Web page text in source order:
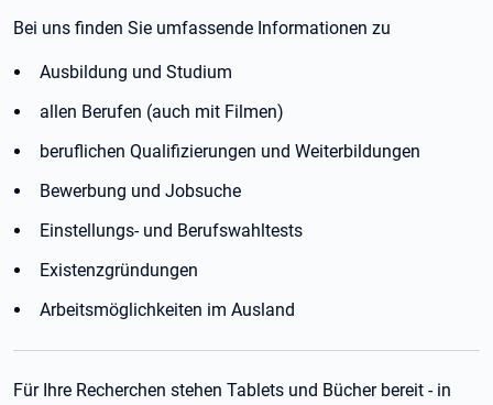
Bei uns finden Sie umfassende Informationen zu
Ausbildung und Studium
allen Berufen (auch mit Filmen)
beruflichen Qualifizierungen und Weiterbildungen
Bewerbung und Jobsuche
Einstellungs- und Berufswahltests
Existenzgründungen
Arbeitsmöglichkeiten im Ausland
Für Ihre Recherchen stehen Tablets und Bücher bereit - in